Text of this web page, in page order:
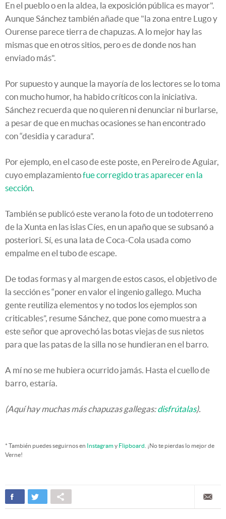
En el pueblo o en la aldea, la exposición pública es mayor".
Aunque Sánchez también añade que "la zona entre Lugo y
Ourense parece tierra de chapuzas. A lo mejor hay las
mismas que en otros sitios, pero es de donde nos han
enviado más".
Por supuesto y aunque la mayoría de los lectores se lo toma
con mucho humor, ha habido críticos con la iniciativa.
Sánchez recuerda que no quieren ni denunciar ni burlarse,
a pesar de que en muchas ocasiones se han encontrado
con “desidia y caradura”.
Por ejemplo, en el caso de este poste, en Pereiro de Aguiar,
cuyo emplazamientofue corregido tras aparecer en la
sección.
También se publicó este verano la foto de un todoterreno
de la Xunta en las islas Cíes, en un apaño que se subsanó a
posteriori. Sí, es una lata de Coca-Cola usada como
empalme en el tubo de escape.
De todas formas y al margen de estos casos, el objetivo de
la sección es “poner en valor el ingenio gallego. Mucha
gente reutiliza elementos y no todos los ejemplos son
criticables”, resume Sánchez, que pone como muestra a
este señor que aprovechó las botas viejas de sus nietos
para que las patas de la silla no se hundieran en el barro.
A mí no se me hubiera ocurrido jamás. Hasta el cuello de
barro, estaría.
(Aquí hay muchas más chapuzas gallegas:disfrútalas).
* También puedes seguirnos en Instagramy Flipboard . ¡No te pierdas lo mejor de
Verne!